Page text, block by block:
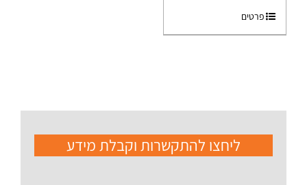
פרטים
ליחצו להתקשרות וקבלת מידע